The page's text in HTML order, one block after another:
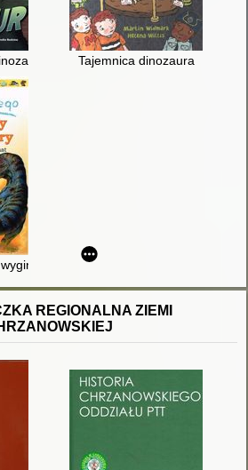
Tajemnica dinozaura
dinozaury i inne pytania na temat
REGIONALNA ZIEMI